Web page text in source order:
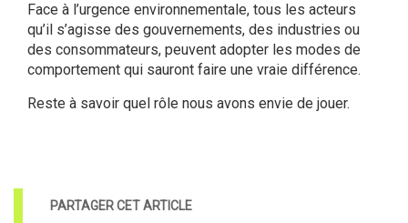
Face à l’urgence environnementale, tous les acteurs
qu’il s’agisse des gouvernements, des industries ou
des consommateurs, peuvent adopter les modes de
comportement qui sauront faire une vraie différence.
Reste à savoir quel rôle nous avons envie de jouer.